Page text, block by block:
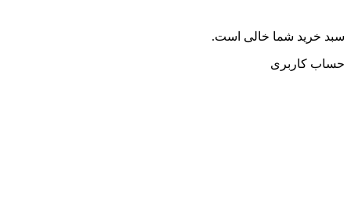
سبد خرید شما خالی است.
حساب کاربری